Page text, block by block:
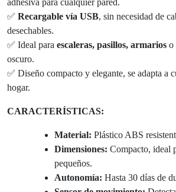
adhesiva para cualquier pared.
✅ Recargable vía USB, sin necesidad de
desechables.
✅ Ideal para escaleras, pasillos, armarios o
oscuro.
✅ Diseño compacto y elegante, se adapta a
hogar.
CARACTERÍSTICAS:
Material: Plástico ABS
Dimensiones: Compacto, ideal
pequeños.
Autonomía: Hasta 30 días de